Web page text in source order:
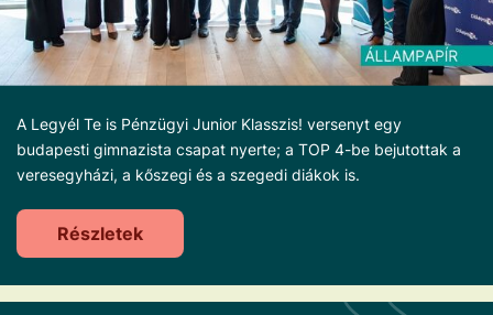
A Legyél Te is Pénzügyi Junior Klasszis! versenyt egy
budapesti gimnazista csapat nyerte; a TOP 4-be bejutottak a
veresegyházi, a kőszegi és a szegedi diákok is.
Részletek